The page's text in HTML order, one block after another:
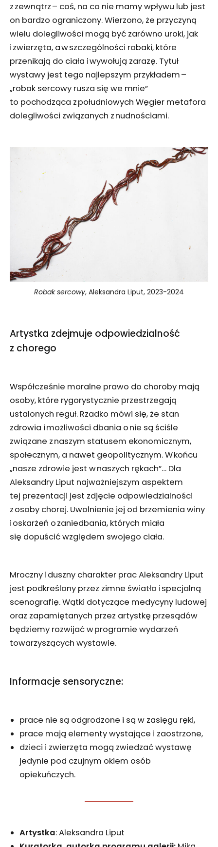
z zewnątrz – coś, na co nie mamy wpływu lub jest
on bardzo ograniczony. Wierzono, że przyczyną
wielu dolegliwości mogą być zarówno uroki, jak
i zwierzęta, a w szczególności robaki, które
przenikają do ciała i wywołują zarazę. Tytuł
wystawy jest tego najlepszym przykładem –
„robak sercowy rusza się we mnie”
to pochodząca z południowych Węgier metafora
dolegliwości związanych z nudnościami.
Robak sercowy, Aleksandra Liput, 2023-2024
Artystka zdejmuje odpowiedzialność
z chorego
Współcześnie moralne prawo do choroby mają
osoby, które rygorystycznie przestrzegają
ustalonych reguł. Rzadko mówi się, że stan
zdrowia i możliwości dbania o nie są ściśle
związane z naszym statusem ekonomicznym,
społecznym, a nawet geopolitycznym. W końcu
„nasze zdrowie jest w naszych rękach”… Dla
Aleksandry Liput najważniejszym aspektem
tej prezentacji jest zdjęcie odpowiedzialności
z osoby chorej. Uwolnienie jej od brzemienia winy
i oskarżeń o zaniedbania, których miała
się dopuścić względem swojego ciała.
Mroczny i duszny charakter prac Aleksandry Liput
jest podkreślony przez zimne światło i specjalną
scenografię. Wątki dotyczące medycyny ludowej
oraz zapamiętanych przez artystkę przesądów
będziemy rozwijać w programie wydarzeń
towarzyszących wystawie.
Informacje sensoryczne:
prace nie są odgrodzone i są w zasięgu ręki,
prace mają elementy wystające i zaostrzone,
dzieci i zwierzęta mogą zwiedzać wystawę
jedynie pod czujnym okiem osób
opiekuńczych.
Artystka: Aleksandra Liput